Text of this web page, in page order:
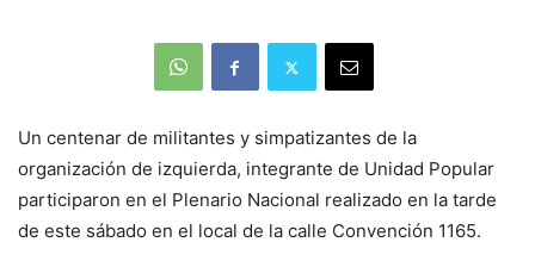
Un centenar de militantes y simpatizantes de la
organización de izquierda, integrante de Unidad Popular
participaron en el Plenario Nacional realizado en la tarde
de este sábado en el local de la calle Convención 1165.